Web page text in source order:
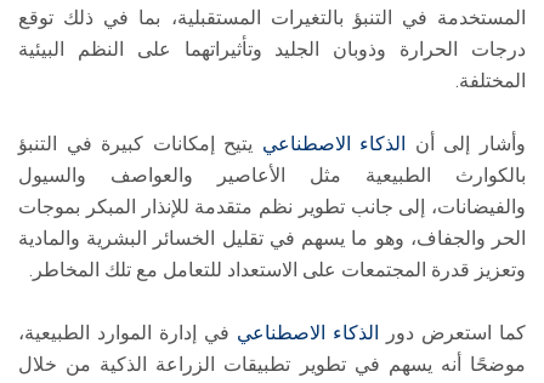
المستخدمة في التنبؤ بالتغيرات المستقبلية، بما في ذلك توقع
درجات الحرارة وذوبان الجليد وتأثيراتهما على النظم البيئية
المختلفة.
وأشار إلى أن الذكاء الاصطناعي يتيح إمكانات كبيرة في التنبؤ
بالكوارث الطبيعية مثل الأعاصير والعواصف والسيول
والفيضانات، إلى جانب تطوير نظم متقدمة للإنذار المبكر بموجات
الحر والجفاف، وهو ما يسهم في تقليل الخسائر البشرية والمادية
وتعزيز قدرة المجتمعات على الاستعداد للتعامل مع تلك المخاطر.
كما استعرض دور الذكاء الاصطناعي في إدارة الموارد الطبيعية،
موضحًا أنه يسهم في تطوير تطبيقات الزراعة الذكية من خلال